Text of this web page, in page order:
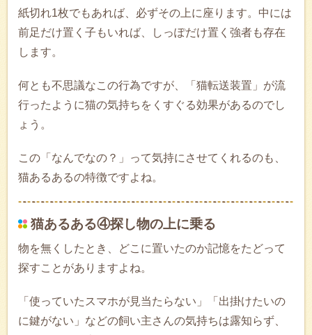
紙切れ1枚でもあれば、必ずその上に座ります。中には
前足だけ置く子もいれば、しっぽだけ置く強者も存在
します。
何とも不思議なこの行為ですが、「猫転送装置」が流
行ったように猫の気持ちをくすぐる効果があるのでし
ょう。
この「なんでなの？」って気持にさせてくれるのも、
猫あるあるの特徴ですよね。
猫あるある④探し物の上に乗る
物を無くしたとき、どこに置いたのか記憶をたどって
探すことがありますよね。
「使っていたスマホが見当たらない」「出掛けたいの
に鍵がない」などの飼い主さんの気持ちは露知らず、